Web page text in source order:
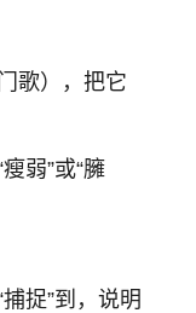
歌），把它
弱”或“臃
捉”到，说明